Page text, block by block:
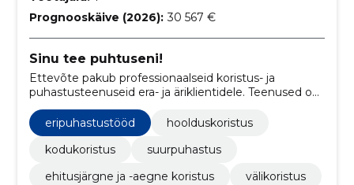
Prognooskäive (2026): 30 567 €
Sinu tee puhtuseni!
Ettevõte pakub professionaalseid koristus- ja
puhastusteenuseid era- ja äriklientidele. Teenused on
paindlikud, kvaliteetsed ja kohandatud vastavalt
kliendi vajadustele.
eripuhastustööd
hoolduskoristus
kodukoristus
suurpuhastus
ehitusjärgne ja -aegne koristus
välikoristus